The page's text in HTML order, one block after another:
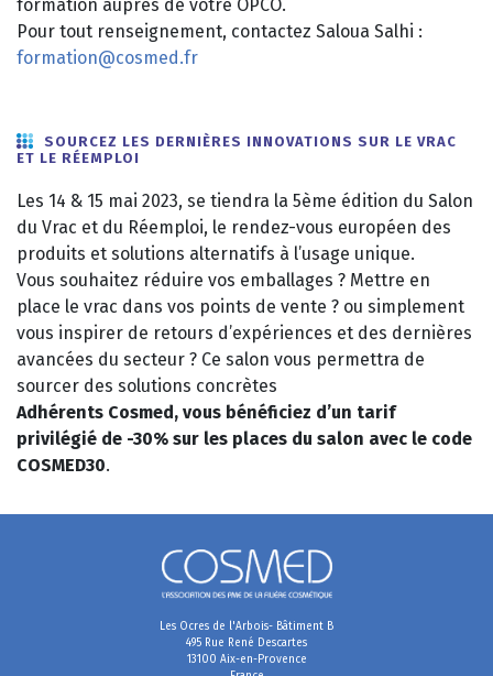
formation auprès de votre OPCO.
Pour tout renseignement, contactez Saloua Salhi :
formation@cosmed.fr
SOURCEZ LES DERNIÈRES INNOVATIONS SUR LE VRAC
ET LE RÉEMPLOI
Les 14 & 15 mai 2023, se tiendra la 5ème édition du Salon
du Vrac et du Réemploi, le rendez-vous européen des
produits et solutions alternatifs à l’usage unique.
Vous souhaitez réduire vos emballages ? Mettre en
place le vrac dans vos points de vente ? ou simplement
vous inspirer de retours d’expériences et des dernières
avancées du secteur ? Ce salon vous permettra de
sourcer des solutions concrètes
Adhérents Cosmed, vous bénéficiez d’un tarif
privilégié de -30% sur les places du salon avec le code
COSMED30.
Les Ocres de l'Arbois- Bâtiment B
495 Rue René Descartes
13100 Aix-en-Provence